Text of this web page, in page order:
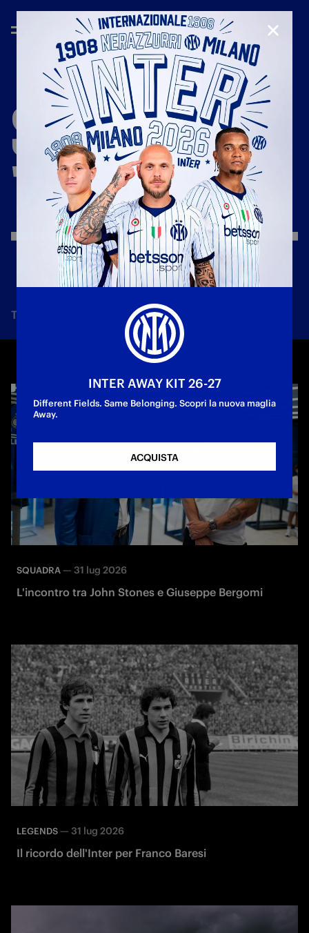
STAGIONE
'26/'27
Tutte le notizie Squadra Società
SQUADRA — 31 lug 2026
L'incontro tra John Stones e Giuseppe Bergomi
LEGENDS — 31 lug 2026
Il ricordo dell'Inter per Franco Baresi
INTER AWAY KIT 26-27
Different Fields. Same Belonging. Scopri la nuova maglia
Away.
ACQUISTA